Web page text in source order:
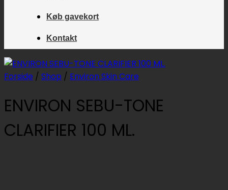
Køb gavekort
Kontakt
Forside / Shop / Environ Skin Care
ENVIRON SEBU-TONE
CLARIFIER 100 ML.